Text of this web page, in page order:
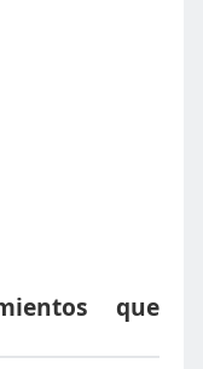
que